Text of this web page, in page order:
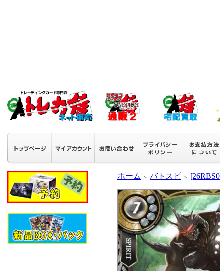
ホーム ＞ バトスピ ＞